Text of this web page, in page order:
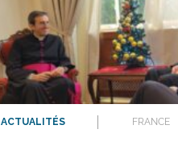
ACTUALITÉS FRANCE